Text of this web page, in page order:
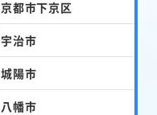
京都市下京区
宇治市
城陽市
八幡市